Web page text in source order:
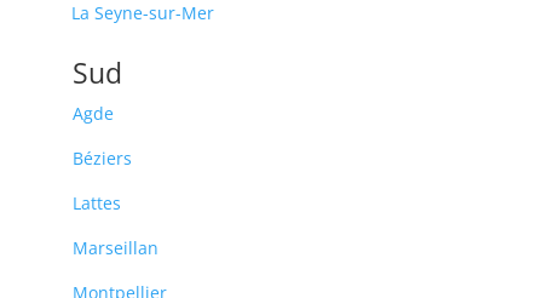
La Seyne-sur-Mer
Sud
Agde
Béziers
Lattes
Marseillan
Montpellier